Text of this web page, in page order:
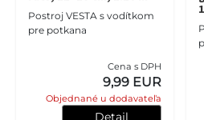
Postroj VESTA s vodítkom
pre potkana
Cena s DPH
9,99 EUR
Objednané u dodavateľa
Detajl